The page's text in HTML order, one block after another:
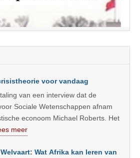
voor vandaag
van een interview dat de
Sociale Wetenschappen afnam
econoom Michael Roberts. Het
meer
Wat Afrika kan leren van